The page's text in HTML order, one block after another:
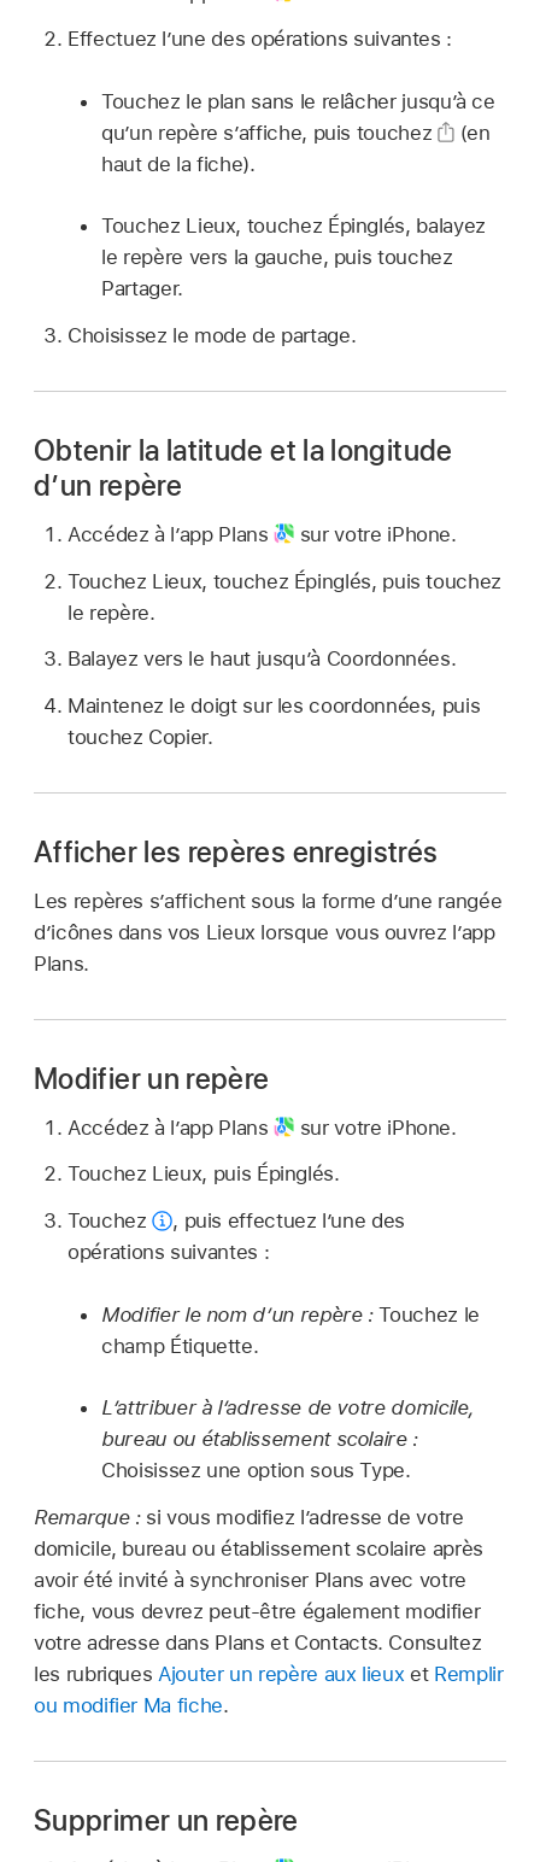
Effectuez l’une des opérations suivantes :
Touchez le plan sans le relâcher jusqu’à ce
qu’un repère s’affiche, puis touchez
(en
haut de la fiche).
Touchez Lieux, touchez Épinglés, balayez
le repère vers la gauche, puis touchez
Partager.
Choisissez le mode de partage.
Obtenir la latitude et la longitude
d’un repère
Accédez à l’app Plans
sur votre iPhone.
Touchez Lieux, touchez Épinglés, puis touchez
le repère.
Balayez vers le haut jusqu’à Coordonnées.
Maintenez le doigt sur les coordonnées, puis
touchez Copier.
Afficher les repères enregistrés
Les repères s’affichent sous la forme d’une rangée
d’icônes dans vos Lieux lorsque vous ouvrez l’app
Plans.
Modifier un repère
Accédez à l’app Plans
sur votre iPhone.
Touchez Lieux, puis Épinglés.
Touchez
, puis effectuez l’une des
opérations suivantes :
Modifier le nom d’un repère :Touchez le
champ Étiquette.
L’attribuer à l’adresse de votre domicile,
bureau ou établissement scolaire :
Choisissez une option sous Type.
Remarque : si vous modifiez l’adresse de votre
domicile, bureau ou établissement scolaire après
avoir été invité à synchroniser Plans avec votre
fiche, vous devrez peut-être également modifier
votre adresse dans Plans et Contacts. Consultez
les rubriques Ajouter un repère aux lieux et Remplir
ou modifier Ma fiche.
Supprimer un repère